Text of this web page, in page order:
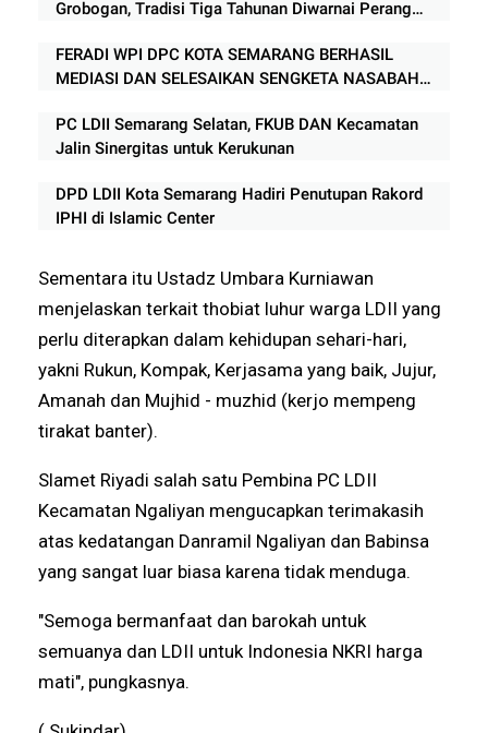
Grobogan, Tradisi Tiga Tahunan Diwarnai Perang
FERADI WPI DPC KOTA SEMARANG BERHASIL
MEDIASI DAN SELESAIKAN SENGKETA NASABAH
PC LDII Semarang Selatan, FKUB DAN Kecamatan
Jalin Sinergitas untuk Kerukunan
DPD LDII Kota Semarang Hadiri Penutupan Rakord
IPHI di Islamic Center
Sementara itu Ustadz Umbara Kurniawan
menjelaskan terkait thobiat luhur warga LDII yang
perlu diterapkan dalam kehidupan sehari-hari,
yakni Rukun, Kompak, Kerjasama yang baik, Jujur,
Amanah dan Mujhid - muzhid (kerjo mempeng
tirakat banter).
Slamet Riyadi salah satu Pembina PC LDII
Kecamatan Ngaliyan mengucapkan terimakasih
atas kedatangan Danramil Ngaliyan dan Babinsa
yang sangat luar biasa karena tidak menduga.
"Semoga bermanfaat dan barokah untuk
semuanya dan LDII untuk Indonesia NKRI harga
mati", pungkasnya.